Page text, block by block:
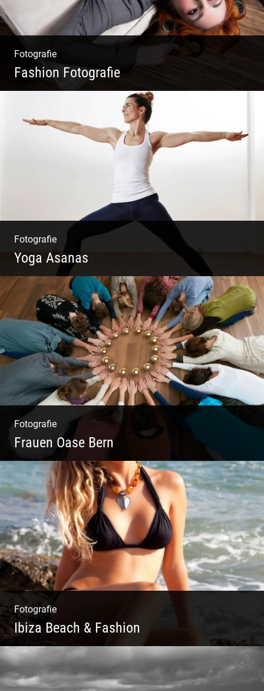
Fotografie
Fashion Fotografie
Mode|Menschen|Magazin
Fotografie
Yoga Asanas
Virabhadrasana II oder Krieger II – Anleitung
für den Blog
Fotografie
Frauen Oase Bern
Yoga Fotografie | Magische Momente | Bunte
Farben | Wilde Formen
Fotografie
Ibiza Beach & Fashion
Ibiza Beach & Fashion